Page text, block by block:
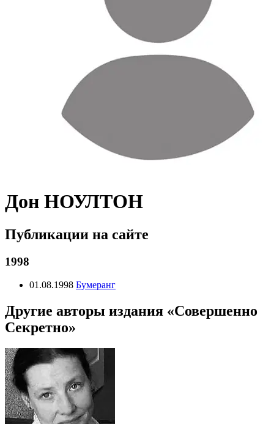
Дон НОУЛТОН
Публикации на сайте
1998
01.08.1998 Бумеранг
Другие авторы издания «Совершенно
Секретно»